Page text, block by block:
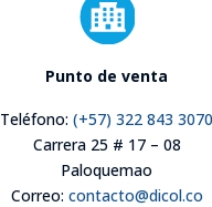
Punto de venta
Teléfono:(+57) 322 843 3070
Carrera 25 # 17 – 08
Paloquemao
Correo: contacto@dicol.co